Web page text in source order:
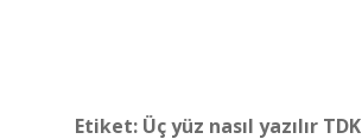
Etiket: Üç yüz nasıl yazılır TDK